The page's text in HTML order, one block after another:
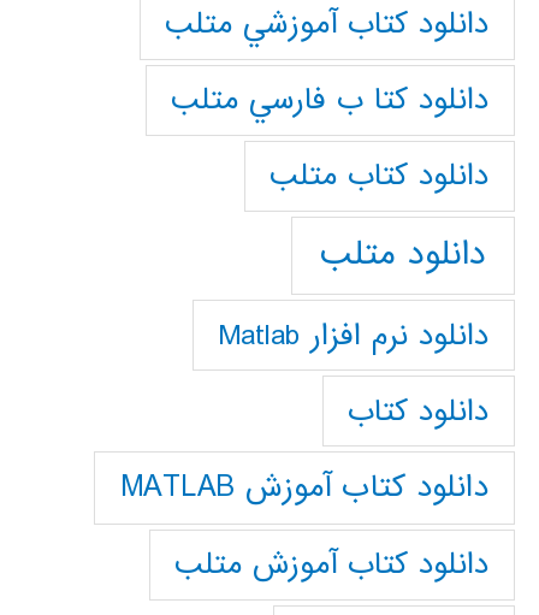
دانلود كتاب آموزشي متلب
دانلود كتا ب فارسي متلب
دانلود كتاب متلب
دانلود متلب
دانلود نرم افزار Matlab
دانلود کتاب
دانلود کتاب آموزش MATLAB
دانلود کتاب آموزش متلب